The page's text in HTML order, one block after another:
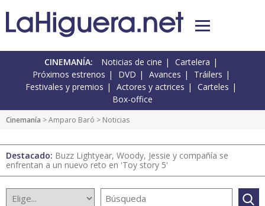
CINEMANÍA: Noticias de cine
Cartelera
Próximos estrenos
DVD Avances
Tráilers
Festivales y premios
Actores y actrices
Carteles
Box-office
Cinemanía >Amparo Baró > Noticias
Destacado: Buzz Lightyear, Woody, Jessie y compañía se
enfrentan a un nuevo reto en 'Toy story 5'